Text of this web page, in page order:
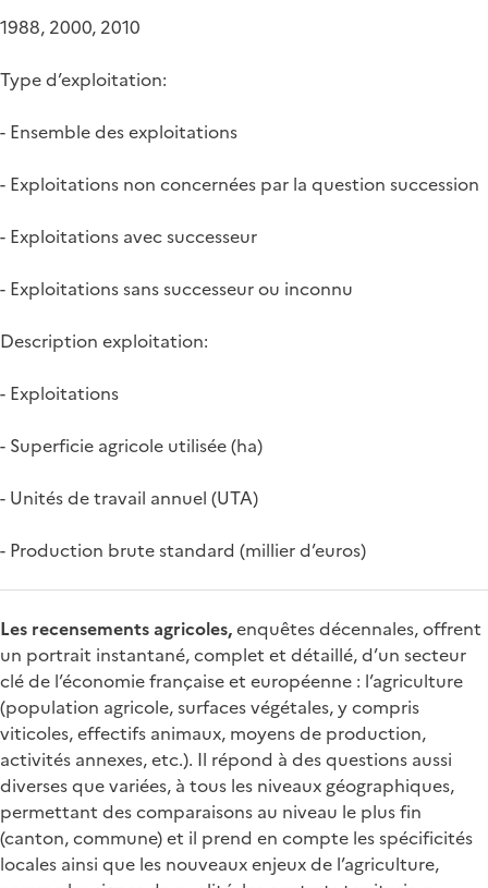
1988, 2000, 2010
Type d’exploitation:
- Ensemble des exploitations
- Exploitations non concernées par la question succession
- Exploitations avec successeur
- Exploitations sans successeur ou inconnu
Description exploitation:
- Exploitations
- Superficie agricole utilisée (ha)
- Unités de travail annuel (UTA)
- Production brute standard (millier d’euros)
Les recensements agricoles,enquêtes décennales, offrent
un portrait instantané, complet et détaillé, d’un secteur
clé de l’économie française et européenne : l’agriculture
(population agricole, surfaces végétales, y compris
viticoles, effectifs animaux, moyens de production,
activités annexes, etc.). Il répond à des questions aussi
diverses que variées, à tous les niveaux géographiques,
permettant des comparaisons au niveau le plus fin
(canton, commune) et il prend en compte les spécificités
locales ainsi que les nouveaux enjeux de l’agriculture,